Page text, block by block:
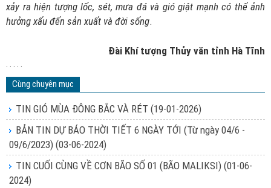
xảy ra hiện tượng lốc, sét, mưa đá và gió giật mạnh có thể ảnh
hưởng xấu đến sản xuất và đời sống.
Đài Khí tượng Thủy văn tỉnh Hà Tĩnh
. . . . .
Cùng chuyên mục
TIN GIÓ MÙA ĐÔNG BẮC VÀ RÉT (19-01-2026)
BẢN TIN DỰ BÁO THỜI TIẾT 6 NGÀY TỚI (Từ ngày 04/6 -
09/6/2023) (03-06-2024)
TIN CUỐI CÙNG VỀ CƠN BÃO SỐ 01 (BÃO MALIKSI) (01-06-
2024)